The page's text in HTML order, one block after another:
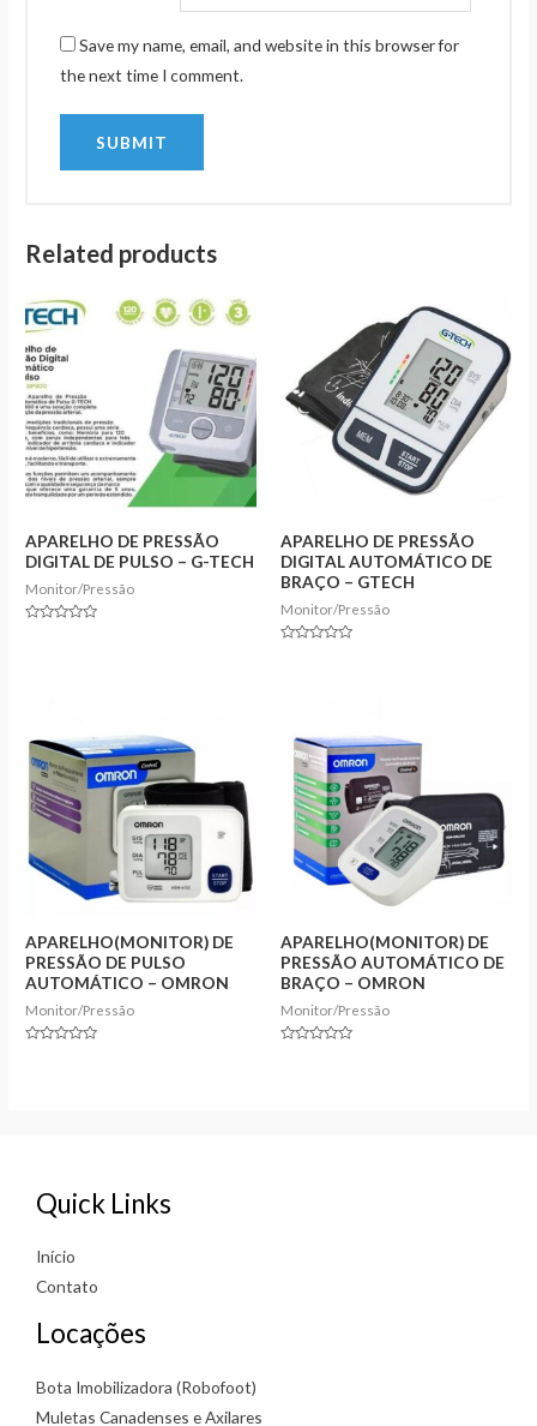
Save my name, email, and website in this browser for
the next time I comment.
Related products
APARELHO DE PRESSÃO
DIGITAL DE PULSO – G-TECH
Monitor/Pressão
APARELHO DE PRESSÃO
DIGITAL AUTOMÁTICO DE
BRAÇO – GTECH
Monitor/Pressão
APARELHO(MONITOR) DE
PRESSÃO DE PULSO
AUTOMÁTICO – OMRON
Monitor/Pressão
APARELHO(MONITOR) DE
PRESSÃO AUTOMÁTICO DE
BRAÇO – OMRON
Monitor/Pressão
Quick Links
Início
Contato
Locações
Bota Imobilizadora (Robofoot)
Muletas Canadenses e Axilares